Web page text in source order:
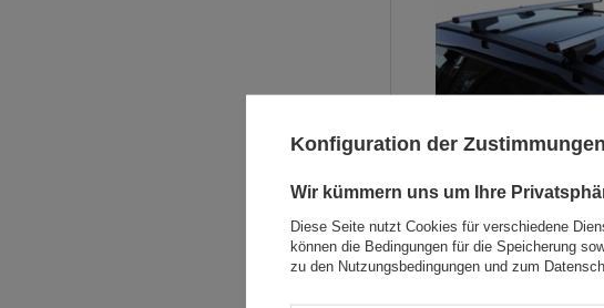
Konfiguration der Zustimmungen
Wir kümmern uns um Ihre
Diese Seite nutzt Cookies für verschiedene
können die Bedingungen für die Speicherung
zu den Nutzungsbedingungen und zum